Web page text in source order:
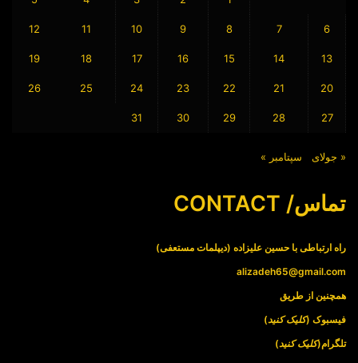
6
7
8
9
10
11
12
13
14
15
16
17
18
19
20
21
22
23
24
25
26
27
28
29
30
31
« جولای سپتامبر »
تماس/ CONTACT
راه ارتباطی با حسین علیزاده (دیپلمات مستعفی)
alizadeh65@gmail.com
همچنین از طریق
فیسبوک (کلیک کنید)
تلگرام(کلیک کنید)